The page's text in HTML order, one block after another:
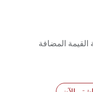
المضافة